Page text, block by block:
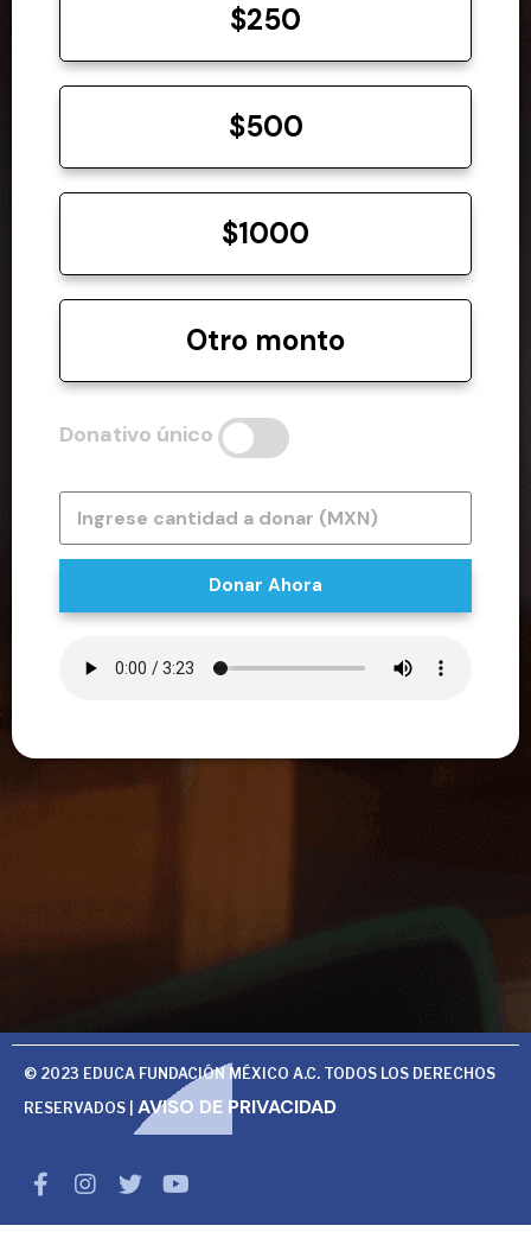
$250
$500
$1000
Otro monto
Donativo único
Donar Ahora
© 2023 EDUCA FUNDACIÓN MÉXICO A.C. TODOS LOS DERECHOS
RESERVADOS | AVISO DE PRIVACIDAD